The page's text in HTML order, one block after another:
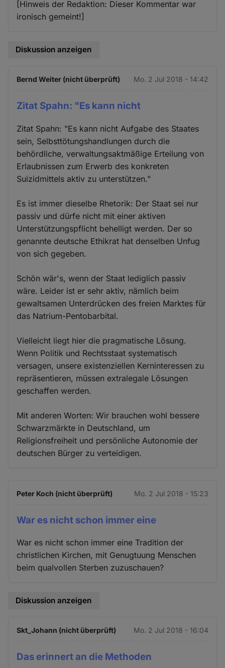
[Hinweis der Redaktion: Dieser Kommentar war
ironisch gemeint!]
Diskussion anzeigen
Bernd Weiter (nicht überprüft) Mo. 2 Jul 2018 - 14:42
Zitat Spahn: "Es kann nicht
Zitat Spahn: "Es kann nicht Aufgabe des Staates
sein, Selbsttötungshandlungen durch die
behördliche, verwaltungsaktmäßige Erteilung von
Erlaubnissen zum Erwerb des konkreten
Suizidmittels aktiv zu unterstützen."
Es ist immer dieselbe Rhetorik: Der Staat sei nur
passiv und dürfe nicht mit einer aktiven
Unterstützungspflicht behelligt werden. Der so
genannte deutsche Ethikrat hat denselben Unfug
von sich gegeben.
Schön wär's, wenn der Staat lediglich passiv
wäre. Leider ist er sehr aktiv, nämlich beim
gewaltsamen Unterdrücken des freien Marktes für
das Natrium-Pentobarbital.
Vielleicht liegt hier die pragmatische Lösung.
Wenn Politik und Rechtsstaat systematisch
versagen, unsere existenziellen Kerninteressen zu
repräsentieren, müssen extralegale Lösungen
geschaffen werden.
Mit anderen Worten: Wir brauchen wohl bessere
Schwarzmärkte in Deutschland, um
Religionsfreiheit und persönliche Autonomie der
deutschen Bürger zu verteidigen.
Peter Koch (nicht überprüft) Mo. 2 Jul 2018 - 15:23
War es nicht schon immer eine
War es nicht schon immer eine Tradition der
christlichen Kirchen, mit Genugtuung Menschen
beim qualvollen Sterben zuzuschauen?
Diskussion anzeigen
Skt_Johann (nicht überprüft) Mo. 2 Jul 2018 - 16:04
Das erinnert an die Methoden